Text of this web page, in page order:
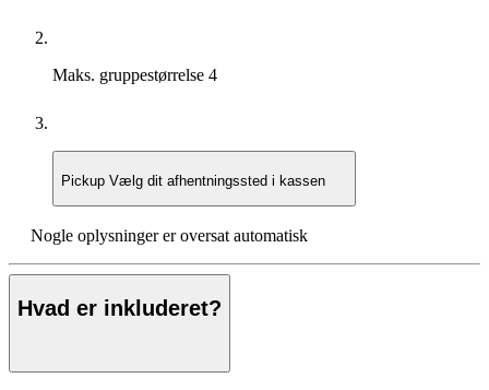
Maks. gruppestørrelse 4
Pickup Vælg dit afhentningssted i kassen
Nogle oplysninger er oversat automatisk
Hvad er inkluderet?